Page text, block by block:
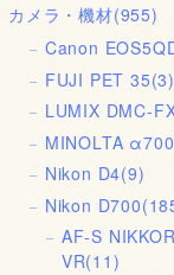
カメラ・機材(955)
Canon
FUJI PET 35(3)
LUMIX DMC-
MINOLTA
Nikon D4(9)
Nikon D700
AF-S
VR(11)